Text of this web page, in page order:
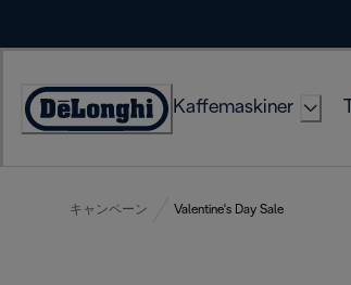
Accessibility
Kaffemaskiner
キャンペーン Valentine's Day Sale